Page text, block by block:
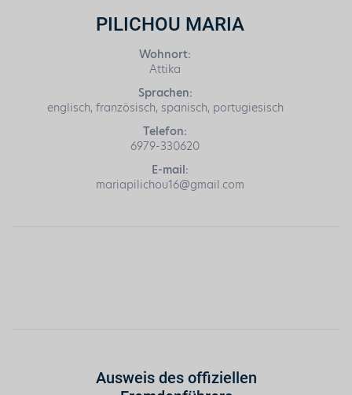
PILICHOU MARIA
Wohnort:
Attika
Sprachen:
englisch, französisch, spanisch, portugiesisch
Telefon:
6979-330620
E-mail:
mariapilichou16@gmail.com
Ausweis des offiziellen